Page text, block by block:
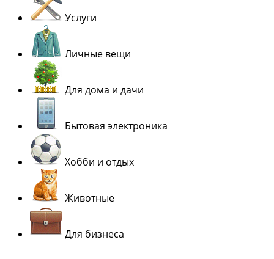
Услуги
Личные вещи
Для дома и дачи
Бытовая электроника
Хобби и отдых
Животные
Для бизнеса